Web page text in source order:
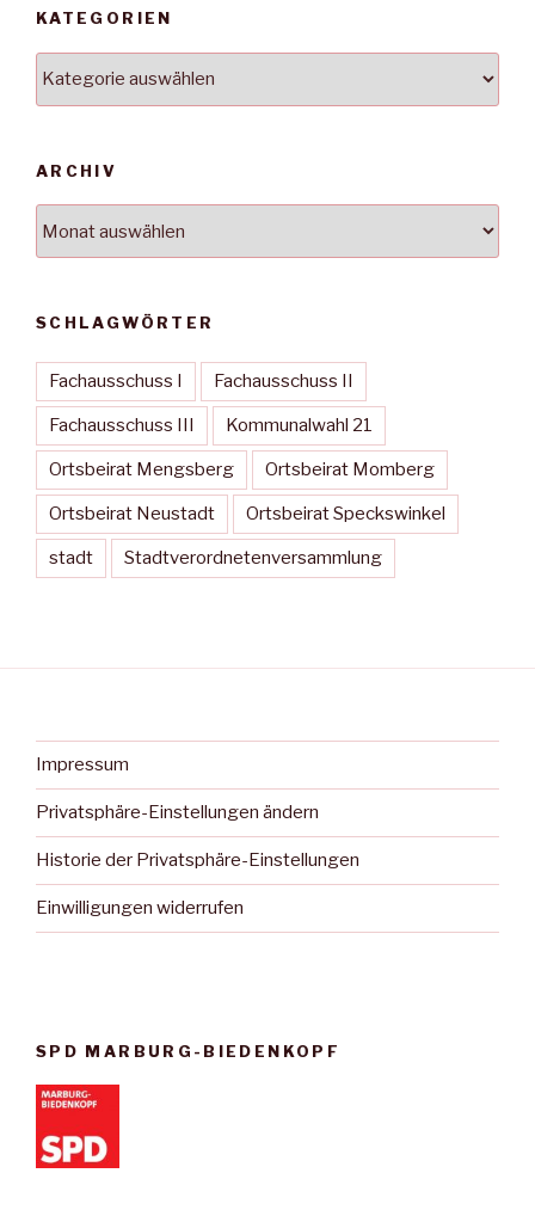
KATEGORIEN
ARCHIV
SCHLAGWÖRTER
Fachausschuss I Fachausschuss II
Fachausschuss III Kommunalwahl 21
Ortsbeirat Mengsberg Ortsbeirat Momberg
Ortsbeirat Neustadt Ortsbeirat Speckswinkel
stadt Stadtverordnetenversammlung
Impressum
Privatsphäre-Einstellungen ändern
Historie der Privatsphäre-Einstellungen
Einwilligungen widerrufen
SPD MARBURG-BIEDENKOPF